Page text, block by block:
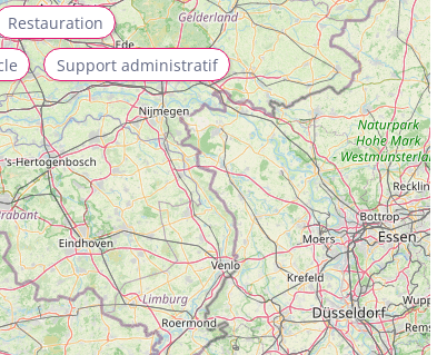
Restauration
Support administratif